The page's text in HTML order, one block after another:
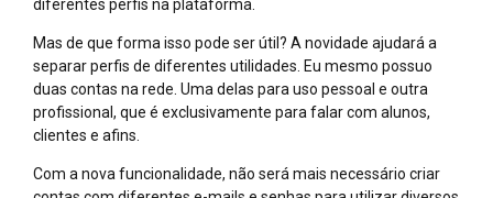
diferentes perfis na plataforma.
Mas de que forma isso pode ser útil? A novidade ajudará a
separar perfis de diferentes utilidades. Eu mesmo possuo
duas contas na rede. Uma delas para uso pessoal e outra
profissional, que é exclusivamente para falar com alunos,
clientes e afins.
Com a nova funcionalidade, não será mais necessário criar